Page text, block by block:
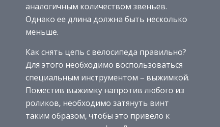
аналогичным количеством звеньев.
Однако ее длина должна быть несколько
меньше.
Как снять цепь с велосипеда правильно?
Для этого необходимо воспользоваться
специальным инструментом – выжимкой.
Поместив выжимку напротив любого из
роликов, необходимо затянуть винт
таким образом, чтобы это привело к